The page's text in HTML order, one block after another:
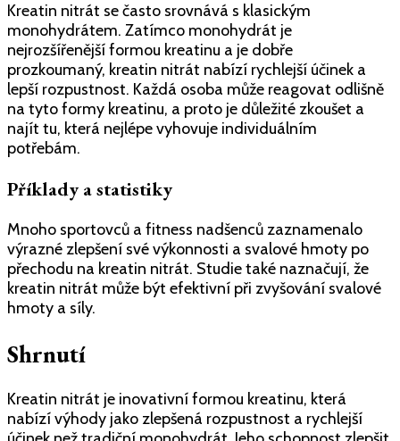
Kreatin nitrát se často srovnává s klasickým
monohydrátem. Zatímco monohydrát je
nejrozšířenější formou kreatinu a je dobře
prozkoumaný, kreatin nitrát nabízí rychlejší účinek a
lepší rozpustnost. Každá osoba může reagovat odlišně
na tyto formy kreatinu, a proto je důležité zkoušet a
najít tu, která nejlépe vyhovuje individuálním
potřebám.
Příklady a statistiky
Mnoho sportovců a fitness nadšenců zaznamenalo
výrazné zlepšení své výkonnosti a svalové hmoty po
přechodu na kreatin nitrát. Studie také naznačují, že
kreatin nitrát může být efektivní při zvyšování svalové
hmoty a síly.
Shrnutí
Kreatin nitrát je inovativní formou kreatinu, která
nabízí výhody jako zlepšená rozpustnost a rychlejší